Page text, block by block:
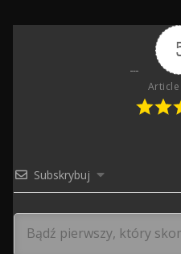
Article
Subskrybuj